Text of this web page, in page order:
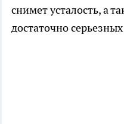
снимет усталость, а
достаточно